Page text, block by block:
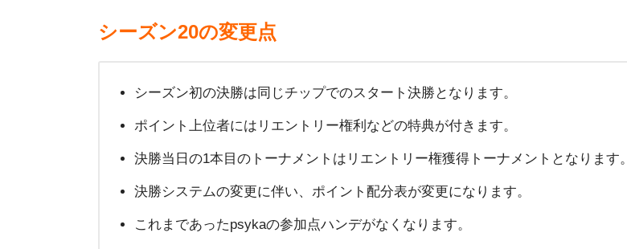
シーズン20の変更点
シーズン初の決勝は同じチップでのスタート決勝となります。
ポイント上位者にはリエントリー権利などの特典が付きます。
決勝当日の1本目のトーナメントはリエントリー権獲得トーナメントとなります。
決勝システムの変更に伴い、ポイント配分表が変更になります。
これまであったpsykaの参加点ハンデがなくなります。